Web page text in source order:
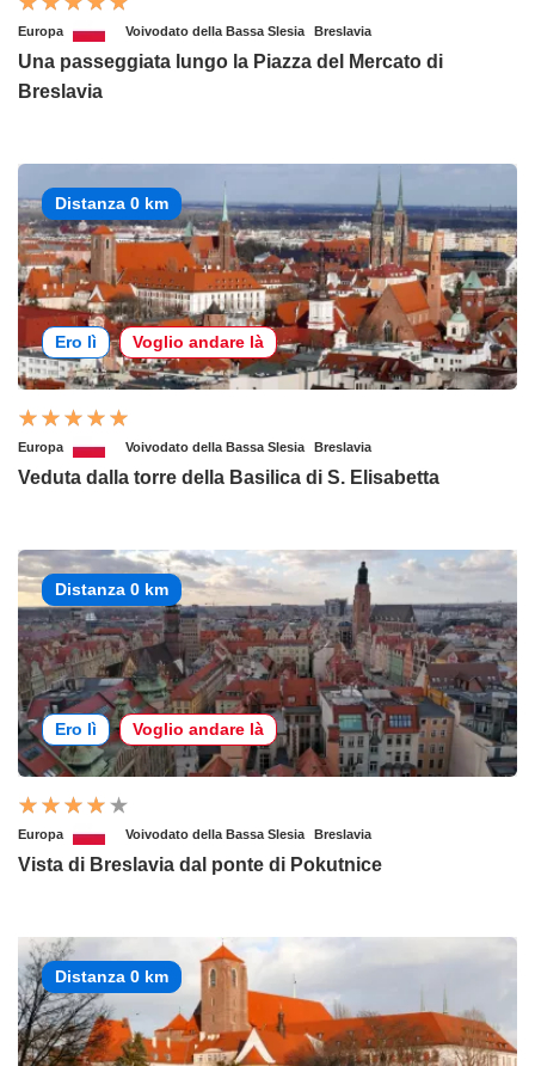
Europa Voivodato della Bassa Slesia Breslavia
Una passeggiata lungo la Piazza del Mercato di
Breslavia
Distanza 0 km
Ero lì Voglio andare là
Europa Voivodato della Bassa Slesia Breslavia
Veduta dalla torre della Basilica di S. Elisabetta
Distanza 0 km
Ero lì Voglio andare là
Europa Voivodato della Bassa Slesia Breslavia
Vista di Breslavia dal ponte di Pokutnice
Distanza 0 km